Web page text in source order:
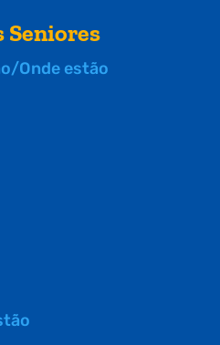
Seniores
Onde estão